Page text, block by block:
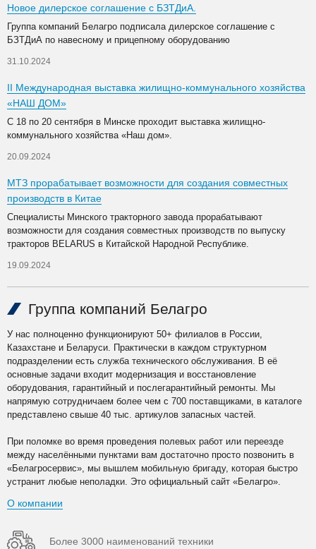
Новое дилерское соглашение с БЗТДиА.
Группа компаний Белагро подписала дилерское соглашение с
БЗТДиА по навесному и прицепному оборудованию
31.10.2024
II Международная выставка жилищно-коммунального хозяйства
«НАШ ДОМ»
С 18 по 20 сентября в Минске проходит выставка жилищно-
коммунального хозяйства «Наш дом».
20.09.2024
МТЗ прорабатывает возможности для создания совместных
производств в Китае
Специалисты Минского тракторного завода прорабатывают
возможности для создания совместных производств по выпуску
тракторов BELARUS в Китайской Народной Республике.
19.09.2024
Группа компаний Белагро
У нас полноценно функционируют 50+ филиалов в России,
Казахстане и Беларуси. Практически в каждом структурном
подразделении есть служба технического обслуживания. В её
основные задачи входит модернизация и восстановление
оборудования, гарантийный и послегарантийный ремонты. Мы
напрямую сотрудничаем более чем с 700 поставщиками, в каталоге
представлено свыше 40 тыс. артикулов запасных частей.
При поломке во время проведения полевых работ или переезде
между населёнными пунктами вам достаточно просто позвонить в
«Белагросервис», мы вышлем мобильную бригаду, которая быстро
устранит любые неполадки. Это официальный сайт «Белагро».
О компании
Более 3000 наименований техники